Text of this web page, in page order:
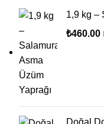
1,9 kg –
₺460.00
Doğal